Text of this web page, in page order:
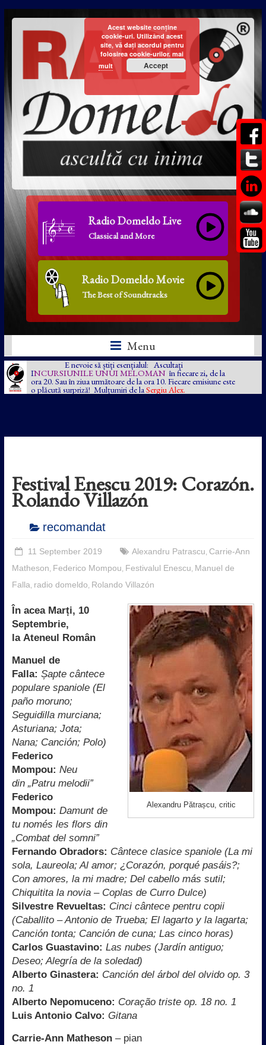
Radio Domeldo Live
Classical and More
Radio Domeldo Movie
The Best of Soundtracks
Menu
E nevoie să știți esențialul: Ascultați
INCURSIUNILE UNUI MELOMAN în fiecare zi, de la
ora 20. Sau în ziua următoare de la ora 10. Fiecare emisiune este
o plăcută surpriză! Mulțumiri de la Sergiu Alex.
Festival Enescu 2019: Corazón.
Rolando Villazón
recomandat
11 September 2019 Alexandru Patrascu Carrie-Ann
Matheson Federico Mompou Festivalul Enescu Manuel de
Falla radio domeldo Rolando Villazón
Alexandru Pătrașcu, critic
În acea Marți, 10
Septembrie,
la Ateneul Român
Manuel de
Falla: Șapte cântece
populare spaniole (El
paño moruno;
Seguidilla murciana;
Asturiana; Jota;
Nana; Canción; Polo)
Federico
Mompou: Neu
din „Patru melodii”
Federico
Mompou: Damunt de
tu només les flors din
„Combat del somni”
Fernando Obradors: Cântece clasice spaniole (La mi
sola, Laureola; Al amor; ¿Corazón, porqué pasáis?;
Con amores, la mi madre; Del cabello más sutil;
Chiquitita la novia – Coplas de Curro Dulce)
Silvestre Revueltas: Cinci cântece pentru copii
(Caballito – Antonio de Trueba; El lagarto y la lagarta;
Canción tonta; Canción de cuna; Las cinco horas)
Carlos Guastavino: Las nubes (Jardín antiguo;
Deseo; Alegría de la soledad)
Alberto Ginastera: Canción del árbol del olvido op. 3
no. 1
Alberto Nepomuceno: Coração triste op. 18 no. 1
Luis Antonio Calvo: Gitana
Carrie-Ann Matheson– pian
Acest website conține
cookie-uri. Utilizând acest
site, vă dați acordul pentru
folosirea cookie-urilor. mai
mult
Accept